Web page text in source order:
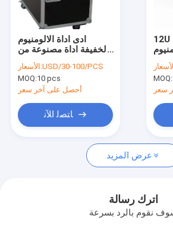
اتصل بنا
Our Exhibition
تروس المرحلة الألومنيوم
تروس ساحة الألومنيوم
تروس مثلث الألومنيوم
مرحلة إنارة حزام
منصة المنصة المتحركة
ادى اداة الالومنيوم
الخفيفة اداة مصنوعة من
أو 12mm
الأسعار:USD/30-100/PCS
MOQ:10 pcs
أحصل على آخر سعر
ﺎﺘﺼﻟ ﺍﻶﻧ
12U الأسود المضادة
MOQ:
سعر
عرض المزيد
اترك رسالة
نقوم بالرد بسرعة